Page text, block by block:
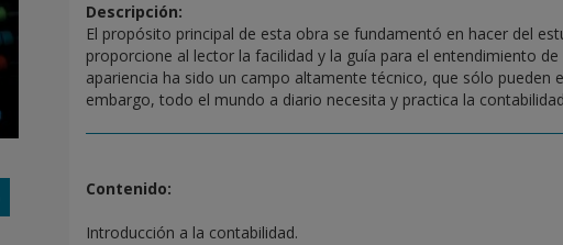
Descripción:
El propósito principal de esta obra se fundamentó en hacer del
proporcione al lector la facilidad y la guía para el entendimiento
apariencia ha sido un campo altamente técnico, que sólo pueden
embargo, todo el mundo a diario necesita y practica la
Contenido:
Introducción a la contabilidad.